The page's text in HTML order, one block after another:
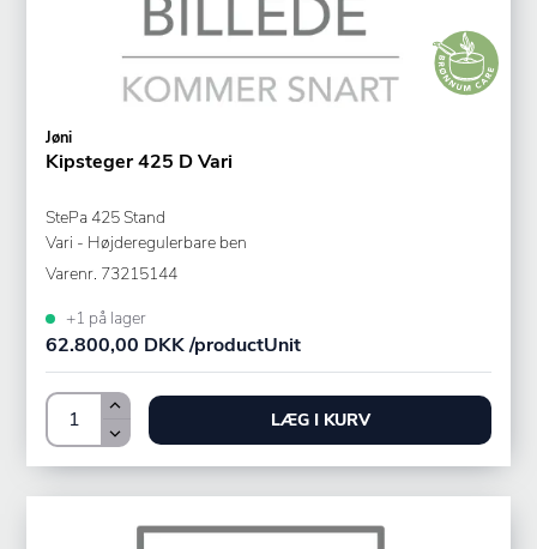
Jøni
Kipsteger 425 D Vari
StePa 425 Stand
Vari - Højderegulerbare ben
Varenr. 73215144
+1 på lager
62.800,00 DKK /productUnit
LÆG I KURV